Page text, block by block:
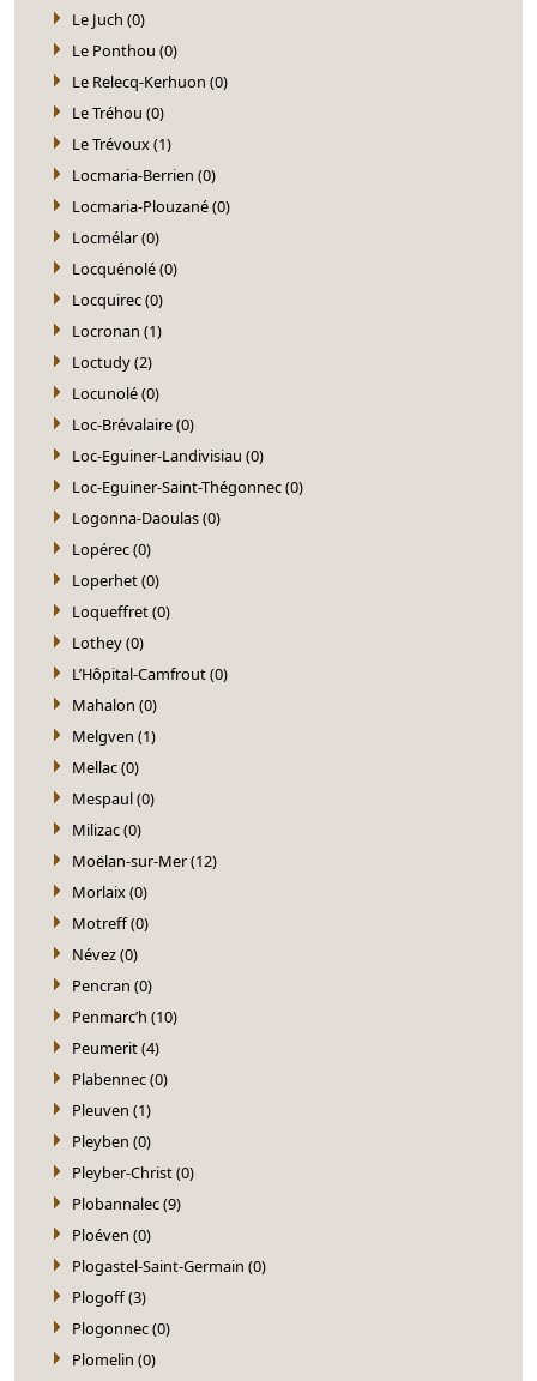
Le Juch (0)
Le Ponthou (0)
Le Relecq-Kerhuon (0)
Le Tréhou (0)
Le Trévoux (1)
Locmaria-Berrien (0)
Locmaria-Plouzané (0)
Locmélar (0)
Locquénolé (0)
Locquirec (0)
Locronan (1)
Loctudy (2)
Locunolé (0)
Loc-Brévalaire (0)
Loc-Eguiner-Landivisiau (0)
Loc-Eguiner-Saint-Thégonnec (0)
Logonna-Daoulas (0)
Lopérec (0)
Loperhet (0)
Loqueffret (0)
Lothey (0)
L’Hôpital-Camfrout (0)
Mahalon (0)
Melgven (1)
Mellac (0)
Mespaul (0)
Milizac (0)
Moëlan-sur-Mer (12)
Morlaix (0)
Motreff (0)
Névez (0)
Pencran (0)
Penmarc’h (10)
Peumerit (4)
Plabennec (0)
Pleuven (1)
Pleyben (0)
Pleyber-Christ (0)
Plobannalec (9)
Ploéven (0)
Plogastel-Saint-Germain (0)
Plogoff (3)
Plogonnec (0)
Plomelin (0)